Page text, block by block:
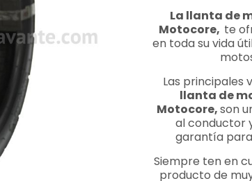
La llanta de
Motocore, te
en toda su vida
Las principales
llanta de
Motocore,son
al conductor
garantía
Siempre ten en
producto de